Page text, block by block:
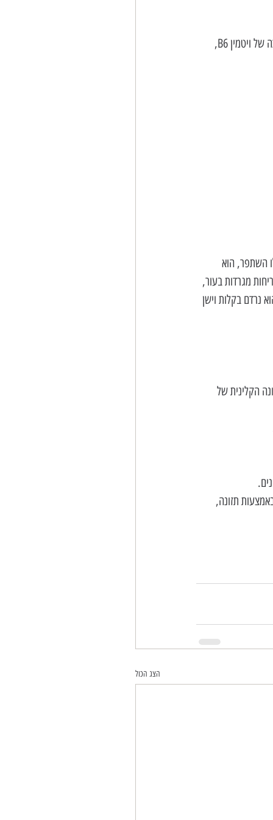
מחסור חמור בחומצות שומן מסוג אומגה 3, רמה נמוכה של החומצה האמינית טריפטופאן, רמה נמוכה של ויטמין B6,
שוב היו כשל ילד רגיל בן 12, הריכוז שלו השתפר, הוא
מגרדות בעור,
נרדם בקלות וישן
הקלינית של
תזונה,
הצג הכול